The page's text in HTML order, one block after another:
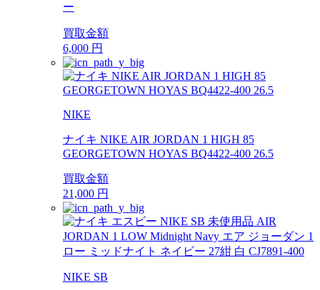
ー
買取金額
6,000 円
NIKE
ナイキ NIKE AIR JORDAN 1 HIGH 85
GEORGETOWN HOYAS BQ4422-400 26.5
買取金額
21,000 円
NIKE SB